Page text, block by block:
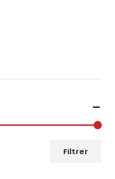
Filtrer